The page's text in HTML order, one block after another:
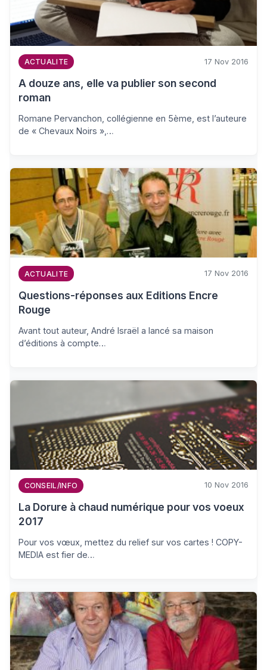
ACTUALITE 17 Nov 2016
A douze ans, elle va publier son second
roman
Romane Pervanchon, collégienne en 5ème, est l’auteure
de « Chevaux Noirs »,…
ACTUALITE 17 Nov 2016
Questions-réponses aux Editions Encre
Rouge
Avant tout auteur, André Israël a lancé sa maison
d’éditions à compte…
CONSEIL/INFO 10 Nov 2016
La Dorure à chaud numérique pour vos voeux
2017
Pour vos vœux, mettez du relief sur vos cartes ! COPY-
MEDIA est fier de…